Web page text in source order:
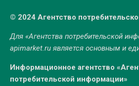
© 2024 Агентство
Для «Агентства потребительской
apimarket.ruявляется основным и
Информационное агентство
потребительской информации»